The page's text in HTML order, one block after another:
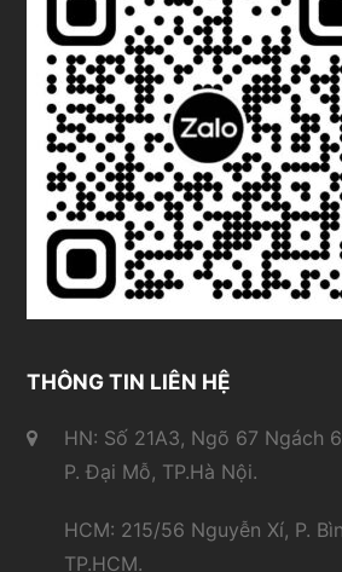
THÔNG TIN LIÊN HỆ
HN: Số 21A3, Ngõ 67 Ngách
P. Đại Mỗ, TP.Hà Nội.
HCM: 215/56 Nguyễn Xí, P.
TP.HCM.